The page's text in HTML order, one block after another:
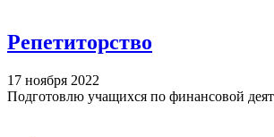
Репетиторство
17 ноября 2022
Подготовлю учащихся по финансовой